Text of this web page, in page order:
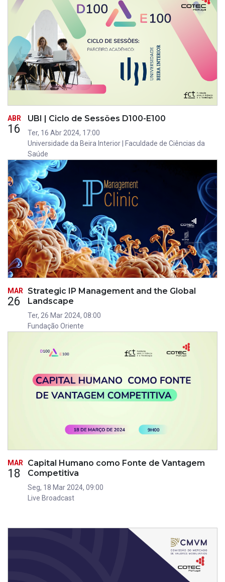
ABR
16
UBI | Ciclo de Sessões D100-E100
Ter, 16 Abr 2024, 17:00
Universidade da Beira Interior | Faculdade de Ciências da
Saúde
MAR
26
Strategic IP Management and the Global
Landscape
Ter, 26 Mar 2024, 08:00
Fundação Oriente
MAR
18
Capital Humano como Fonte de Vantagem
Competitiva
Seg, 18 Mar 2024, 09:00
Live Broadcast